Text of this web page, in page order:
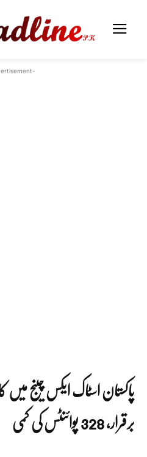
-Advertisement-
پاکستان اسٹاک ایکس چینج
برقرار، 328 پوائنٹس کی کمی